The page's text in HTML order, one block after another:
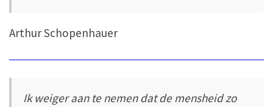
Arthur Schopenhauer
Ik weiger aan te nemen dat de mensheid zo